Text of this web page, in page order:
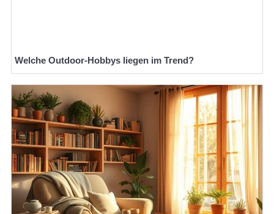
Welche Outdoor-Hobbys liegen im Trend?